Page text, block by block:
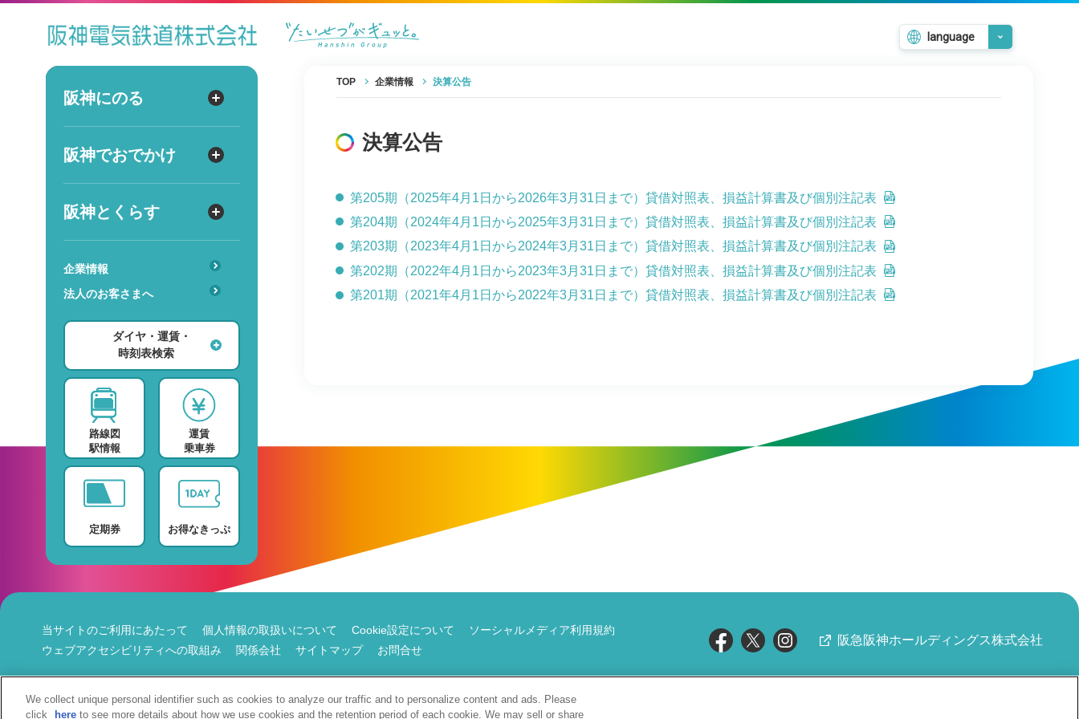
language
阪神にのる
阪神にのる
駅のサービス一覧
ダイヤ検索
運賃検索
時刻表検索
検索に関する注意事項
よくある質問・FAQ
阪神でおでかけ
阪神でおでかけ
ホテル・旅行
ショッピング・グルメ
阪神とくらす
阪神とくらす
交通
レンタル・駐輪場
スポーツ・スクール
プロバイダー
デイサービス
企業情報
法人のお客さまへ
路線図
駅情報
運賃
乗車券
定期券 お得なきっぷ
ダイヤ・運賃・
時刻表検索
出発
到着
時
詳細設定
TOP 企業情報 決算公告
決算公告
第205期（2025年4月1日から2026年3月31日まで）貸借対照表、損益計算書及び個別注記表
第204期（2024年4月1日から2025年3月31日まで）貸借対照表、損益計算書及び個別注記表
第203期（2023年4月1日から2024年3月31日まで）貸借対照表、損益計算書及び個別注記表
第202期（2022年4月1日から2023年3月31日まで）貸借対照表、損益計算書及び個別注記表
第201期（2021年4月1日から2022年3月31日まで）貸借対照表、損益計算書及び個別注記表
当サイトのご利用にあたって 個人情報の取扱いについて Cookie設定について
ソーシャルメディア利用規約
ウェブアクセシビリティへの取組み
関係会社 サイトマップ お問合せ
阪急阪神ホールディングス株式会社
Copyright(c)Hanshin Electric Railway Co.,Ltd. All Rights Reserved.
We collect unique personal identifier such as cookies to analyze our traffic and to personalize content and ads. Please
click
here to see more details about how we use cookies and the retention period of each cookie. We may sell or share